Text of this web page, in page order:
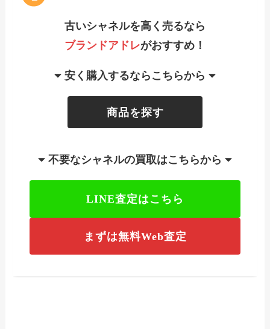
古いシャネルを高く売るなら
ブランドアドレがおすすめ！
安く購入するならこちらから
商品を探す
不要なシャネルの買取はこちらから
LINE査定はこちら
まずは無料Web査定